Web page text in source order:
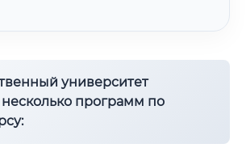
университет
несколько программ по